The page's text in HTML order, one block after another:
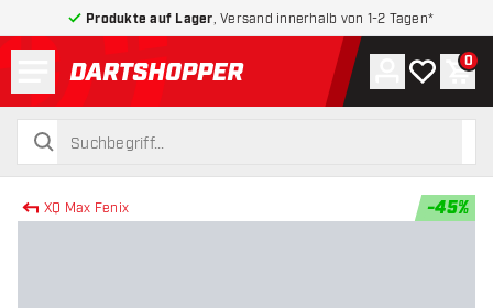
Produkte auf Lager , Versand innerhalb von 1-2 Tagen*
zurück zur Startseite
suchen
suchen
Konto
Meine 0
XQ Max Fenix -45%